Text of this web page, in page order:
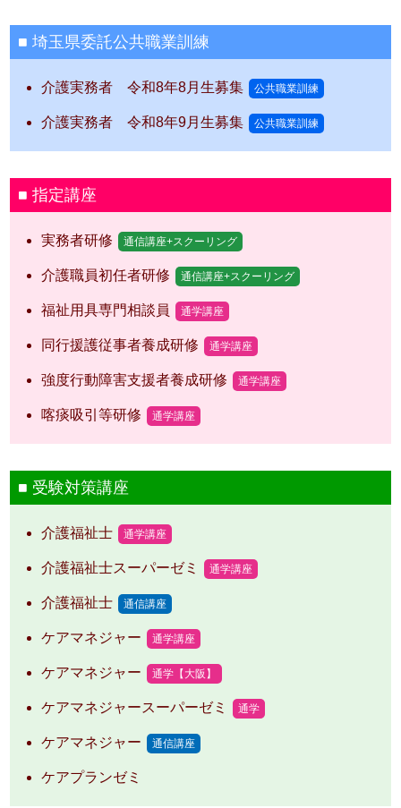
埼玉県委託公共職業訓練
介護実務者 令和8年8月生募集 公共職業訓練
介護実務者 令和8年9月生募集 公共職業訓練
指定講座
実務者研修 通信講座+スクーリング
介護職員初任者研修 通信講座+スクーリング
福祉用具専門相談員 通学講座
同行援護従事者養成研修 通学講座
強度行動障害支援者養成研修 通学講座
喀痰吸引等研修 通学講座
受験対策講座
介護福祉士 通学講座
介護福祉士スーパーゼミ 通学講座
介護福祉士 通信講座
ケアマネジャー 通学講座
ケアマネジャー 通学【大阪】
ケアマネジャースーパーゼミ 通学
ケアマネジャー 通信講座
ケアプランゼミ